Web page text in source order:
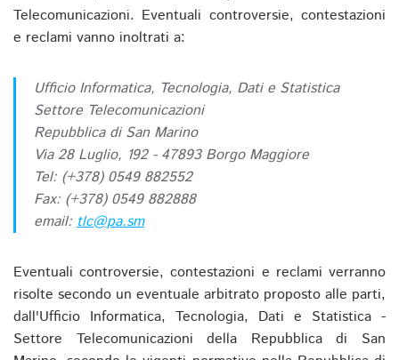
Telecomunicazioni. Eventuali controversie, contestazioni
e reclami vanno inoltrati a:
Ufficio Informatica, Tecnologia, Dati e Statistica
Settore Telecomunicazioni
Repubblica di San Marino
Via 28 Luglio, 192 - 47893 Borgo Maggiore
Tel: (+378) 0549 882552
Fax: (+378) 0549 882888
email: tlc@pa.sm
Eventuali controversie, contestazioni e reclami verranno
risolte secondo un eventuale arbitrato proposto alle parti,
dall'Ufficio Informatica, Tecnologia, Dati e Statistica -
Settore Telecomunicazioni della Repubblica di San